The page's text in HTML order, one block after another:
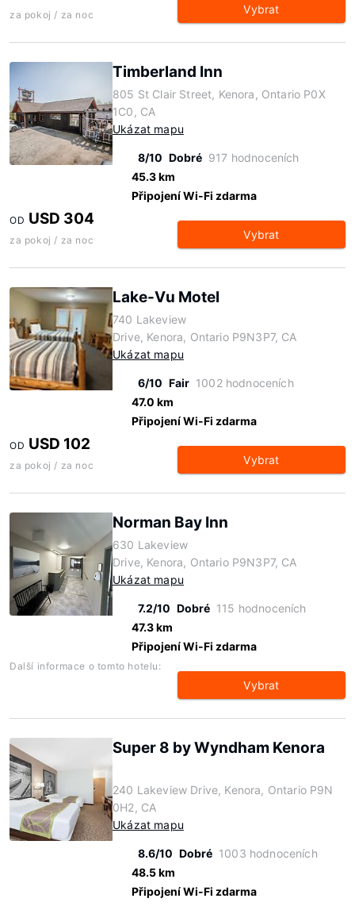
za pokoj / za noc Vybrat
Timberland Inn
805 St Clair Street, Kenora, Ontario P0X
1C0, CA
Ukázat mapu
8/10 Dobré 917 hodnoceních
45.3 km
Připojení Wi-Fi zdarma
OD USD 304
za pokoj / za noc Vybrat
Lake-Vu Motel
740 Lakeview
Drive, Kenora, Ontario P9N3P7, CA
Ukázat mapu
6/10 Fair 1002 hodnoceních
47.0 km
Připojení Wi-Fi zdarma
OD USD 102
za pokoj / za noc Vybrat
Norman Bay Inn
630 Lakeview
Drive, Kenora, Ontario P9N3P7, CA
Ukázat mapu
7.2/10 Dobré 115 hodnoceních
47.3 km
Připojení Wi-Fi zdarma
Další informace o tomto hotelu:
Vybrat
Super 8 by Wyndham Kenora
240 Lakeview Drive, Kenora, Ontario P9N
0H2, CA
Ukázat mapu
8.6/10 Dobré 1003 hodnoceních
48.5 km
Připojení Wi-Fi zdarma